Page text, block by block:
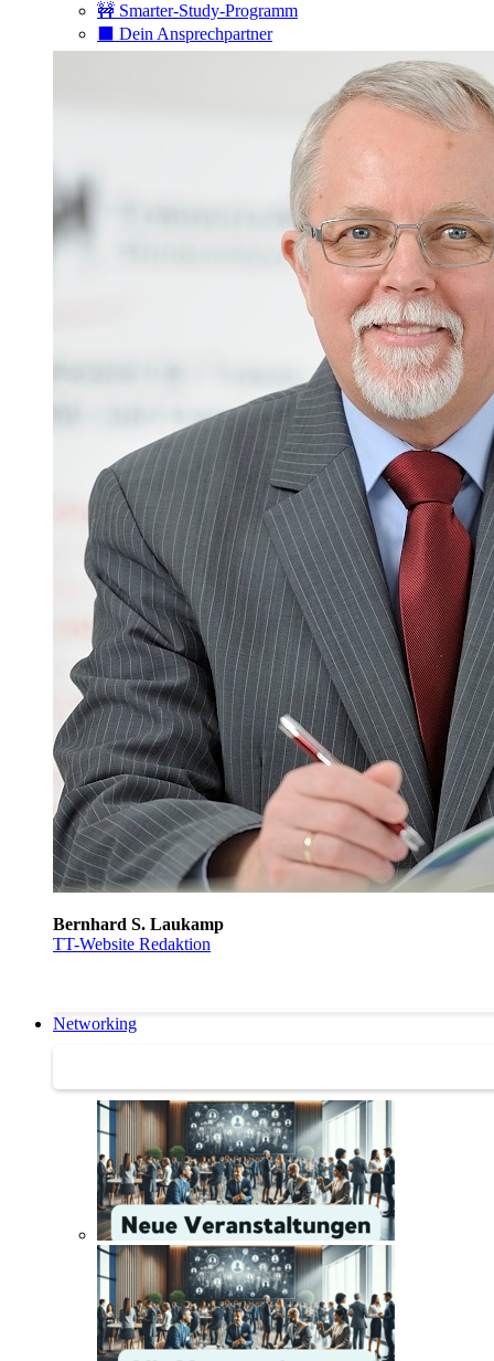
🚧 Smarter-Study-Programm
⬛️ Dein Ansprechpartner
Bernhard S. Laukamp
TT-Website Redaktion
Networking